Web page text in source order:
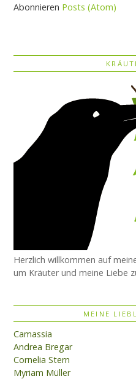
Abonnieren Posts (Atom)
Herzlich willkommen auf
um Kräuter und meine Liebe
MEINE
Camassia
Andrea Bregar
Cornelia Stern
Myriam Müller